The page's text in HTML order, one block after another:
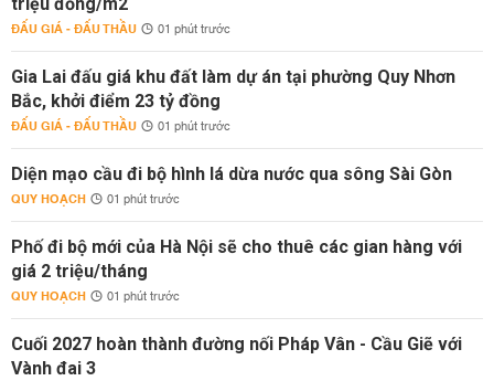
ĐẤU GIÁ - ĐẤU THẦU 01 phút trước
Gia Lai đấu giá khu đất làm dự án tại phường Quy Nhơn
Bắc, khởi điểm 23 tỷ đồng
ĐẤU GIÁ - ĐẤU THẦU 01 phút trước
Diện mạo cầu đi bộ hình lá dừa nước qua sông Sài Gòn
QUY HOẠCH 01 phút trước
Phố đi bộ mới của Hà Nội sẽ cho thuê các gian hàng với
giá 2 triệu/tháng
QUY HOẠCH 01 phút trước
Cuối 2027 hoàn thành đường nối Pháp Vân - Cầu Giẽ với
Vành đai 3